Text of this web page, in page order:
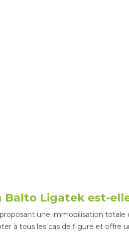
Ligatek est-
une immobilisation totale
à tous les cas de figure et offre